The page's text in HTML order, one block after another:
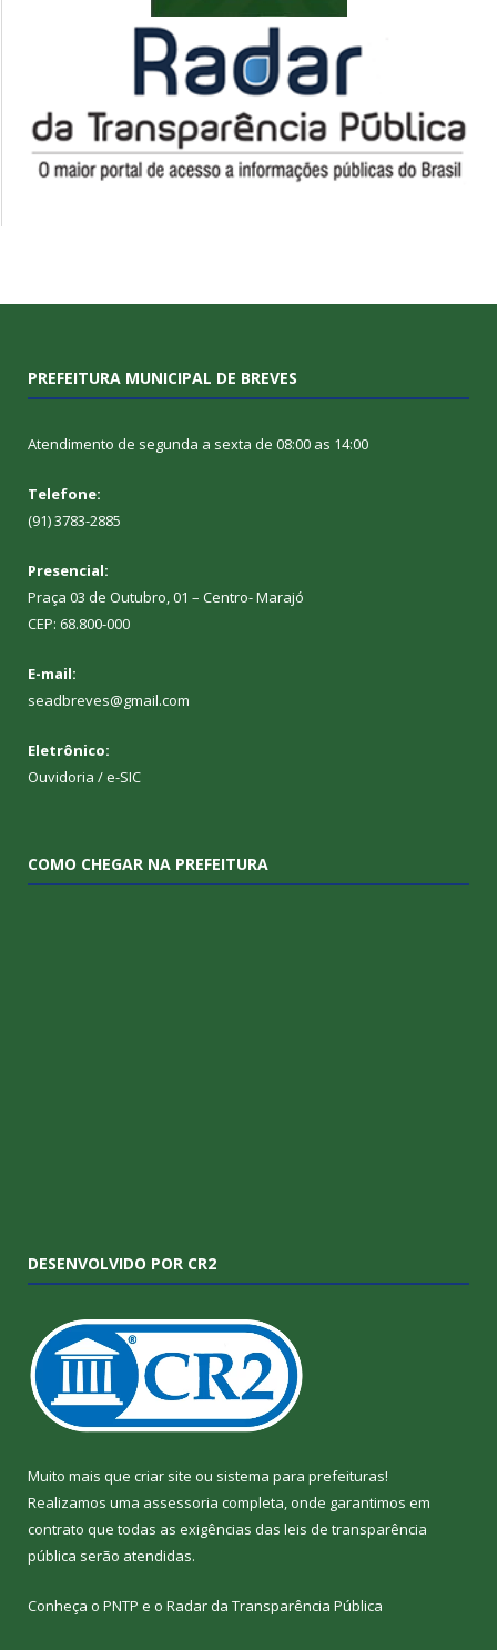
PREFEITURA MUNICIPAL DE BREVES
Atendimento de segunda a sexta de 08:00 as 14:00
Telefone:
(91) 3783-2885
Presencial:
Praça 03 de Outubro, 01 – Centro- Marajó
CEP: 68.800-000
E-mail:
seadbreves@gmail.com
Eletrônico:
Ouvidoria /e-SIC
COMO CHEGAR NA PREFEITURA
DESENVOLVIDO POR CR2
Muito mais que criar site ou sistema para prefeituras!
Realizamos uma assessoria completa, onde garantimos em
contrato que todas as exigências das leis de transparência
pública serão atendidas.
Conheça o PNTP e o Radar da Transparência Pública